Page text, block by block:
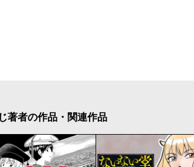
著者の作品・関連作品